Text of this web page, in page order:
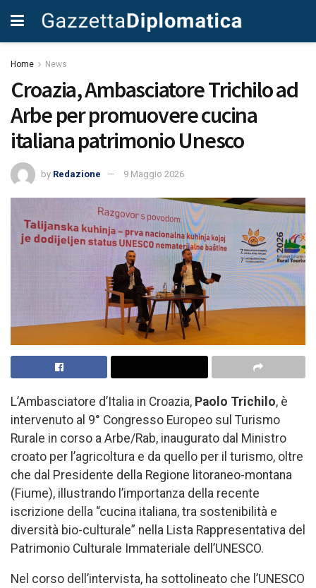
Home News
Croazia, Ambasciatore Trichilo ad
Arbe per promuovere cucina
italiana patrimonio Unesco
by Redazione 9 Maggio 2026
L’Ambasciatore d’Italia in Croazia, Paolo Trichilo, è
intervenuto al 9° Congresso Europeo sul Turismo
Rurale in corso a Arbe/Rab, inaugurato dal Ministro
croato per l’agricoltura e da quello per il turismo, oltre
che dal Presidente della Regione litoraneo-montana
(Fiume), illustrando l’importanza della recente
iscrizione della “cucina italiana, tra sostenibilità e
diversità bio-culturale” nella Lista Rappresentativa del
Patrimonio Culturale Immateriale dell’UNESCO.
Nel corso dell’intervista, ha sottolineato che l’UNESCO